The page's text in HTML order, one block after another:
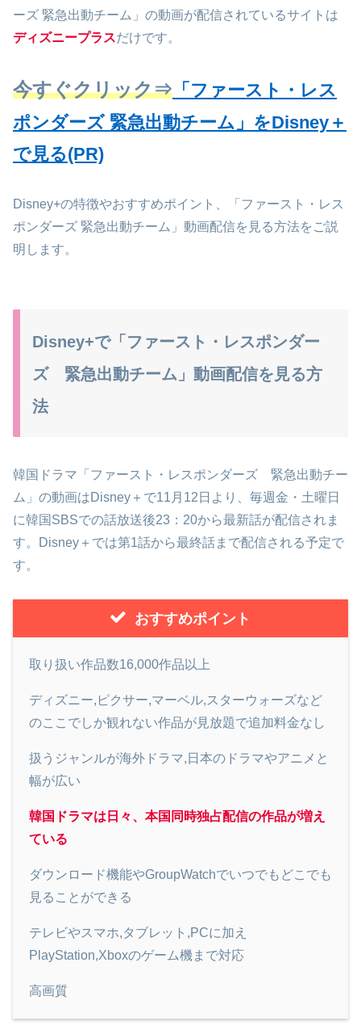
ーズ 緊急出動チーム」の動画が配信されているサイトは
ディズニープラスだけです。
今すぐクリック⇒ 「ファースト・レス
ポンダーズ 緊急出動チーム」をDisney＋
で見る(PR)
Disney+の特徴やおすすめポイント、「ファースト・レス
ポンダーズ 緊急出動チーム」動画配信を見る方法をご説
明します。
Disney+で「ファースト・レスポンダー
ズ 緊急出動チーム」動画配信を見る方
法
韓国ドラマ「ファースト・レスポンダーズ 緊急出動チー
ム」の動画はDisney＋で11月12日より、毎週金・土曜日
に韓国SBSでの話放送後23：20から最新話が配信されま
す。Disney＋では第1話から最終話まで配信される予定で
す。
おすすめポイント
取り扱い作品数16,000作品以上
ディズニー,ピクサー,マーベル,スターウォーズなど
のここでしか観れない作品が見放題で追加料金なし
扱うジャンルが海外ドラマ,日本のドラマやアニメと
幅が広い
韓国ドラマは日々、本国同時独占配信の作品が増え
ている
ダウンロード機能やGroupWatchでいつでもどこでも
見ることができる
テレビやスマホ,タブレット,PCに加え
PlayStation,Xboxのゲーム機まで対応
高画質